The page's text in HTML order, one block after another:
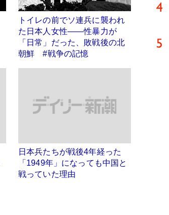
トイレの前でソ連兵に襲われ
た日本人女性――性暴力が
「日常」だった、敗戦後の北
朝鮮 #戦争の記憶
日本兵たちが戦後4年経った
「1949年」になっても中国と
戦っていた理由